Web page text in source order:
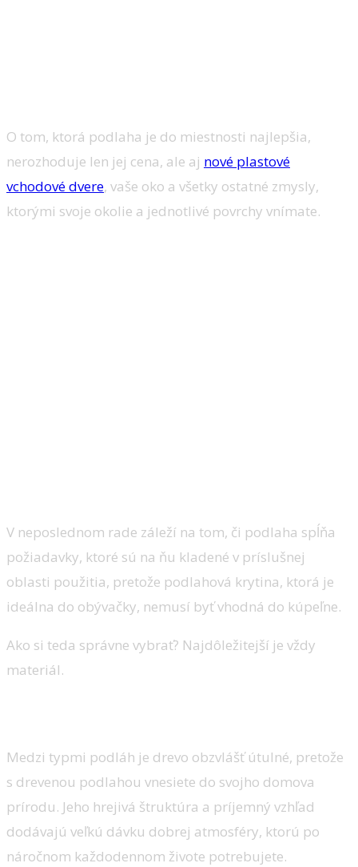
O tom, ktorá podlaha je do miestnosti najlepšia,
nerozhoduje len jej cena, ale aj nové plastové
vchodové dvere, vaše oko a všetky ostatné zmysly,
ktorými svoje okolie a jednotlivé povrchy vnímate.
V neposlednom rade záleží na tom, či podlaha spĺňa
požiadavky, ktoré sú na ňu kladené v príslušnej
oblasti použitia, pretože podlahová krytina, ktorá je
ideálna do obývačky, nemusí byť vhodná do kúpeľne.
Ako si teda správne vybrať? Najdôležitejší je vždy
materiál.
Medzi typmi podláh je drevo obzvlášť útulné, pretože
s drevenou podlahou vnesiete do svojho domova
prírodu. Jeho hrejivá štruktúra a príjemný vzhľad
dodávajú veľkú dávku dobrej atmosféry, ktorú po
náročnom každodennom živote potrebujete.